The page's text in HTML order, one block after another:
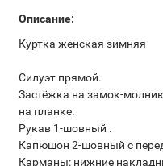
Описание:
Куртка женская зимняя
Силуэт прямой.
Застёжка на замок-
на планке.
Рукав 1-шовный .
Капюшон 2-шовный с
Карманы: нижние